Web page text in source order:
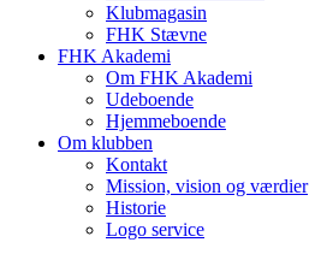
Klubmagasin
FHK Stævne
FHK Akademi
Om FHK Akademi
Udeboende
Hjemmeboende
Om klubben
Kontakt
Mission, vision og værdier
Historie
Logo service